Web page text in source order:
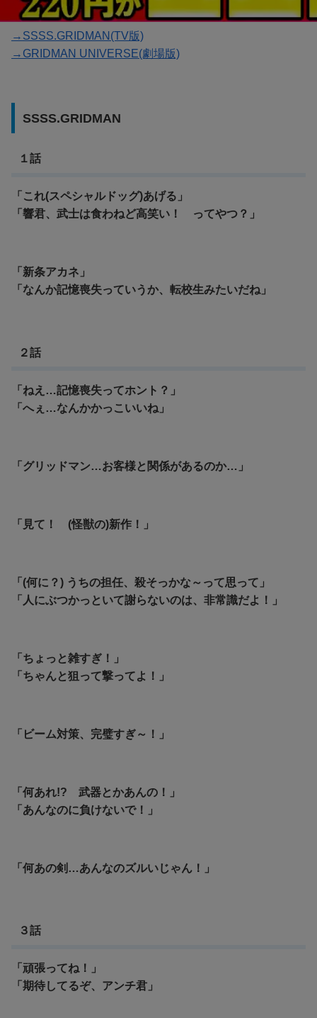
→SSSS.GRIDMAN(TV版)
→GRIDMAN UNIVERSE(劇場版)
SSSS.GRIDMAN
１話
「これ(スペシャルドッグ)あげる」
「響君、武士は食わねど高笑い！ ってやつ？」
「新条アカネ」
「なんか記憶喪失っていうか、転校生みたいだね」
２話
「ねえ…記憶喪失ってホント？」
「へぇ…なんかかっこいいね」
「グリッドマン…お客様と関係があるのか…」
「見て！ (怪獣の)新作！」
「(何に？) うちの担任、殺そっかな～って思って」
「人にぶつかっといて謝らないのは、非常識だよ！」
「ちょっと雑すぎ！」
「ちゃんと狙って撃ってよ！」
「ビーム対策、完璧すぎ～！」
「何あれ!? 武器とかあんの！」
「あんなのに負けないで！」
「何あの剣…あんなのズルいじゃん！」
３話
「頑張ってね！」
「期待してるぞ、アンチ君」